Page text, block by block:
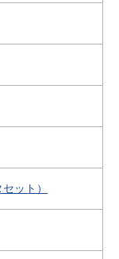
ット）